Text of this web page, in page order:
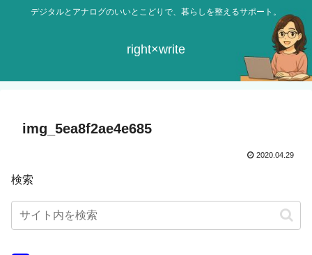
デジタルとアナログのいいとこどりで、暮らしを整えるサポート。
right×write
img_5ea8f2ae4e685
2020.04.29
検索